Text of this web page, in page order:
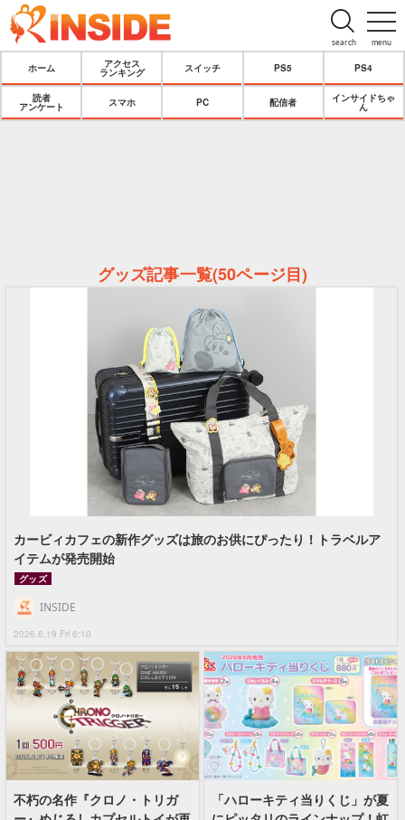
menu
search
ホーム
アクセス
ランキング
スイッチ PS5 PS4
読者
アンケート
スマホ PC 配信者
インサイドちゃ
ん
グッズ記事一覧(50ページ目)
カービィカフェの新作グッズは旅のお供にぴったり！トラベルア
イテムが発売開始
グッズ
2026.6.19 Fri 6:10
INSIDE
不朽の名作『クロノ・トリガ
「ハローキティ当りくじ」が夏